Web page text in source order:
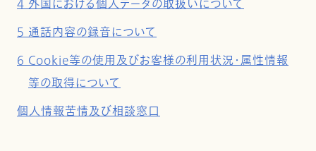
4 外国における個人データの取扱いについて
5 通話内容の録音について
6 Cookie等の使用及びお客様の利用状況・属性情報
等の取得について
個人情報苦情及び相談窓口